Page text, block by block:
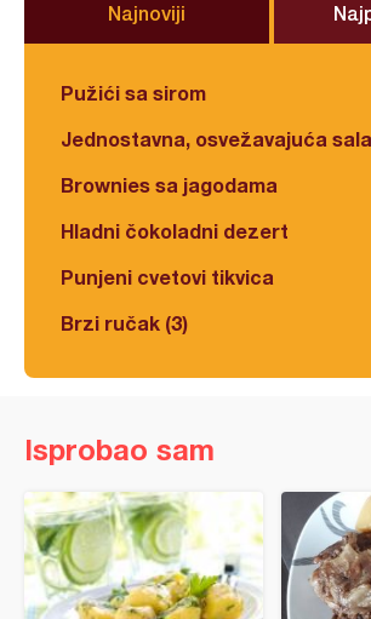
Najnoviji
Pužići sa sirom
Jednostavna, osvežavajuća
Brownies sa jagodama
Hladni čokoladni dezert
Punjeni cvetovi tikvica
Brzi ručak (3)
Isprobao sam